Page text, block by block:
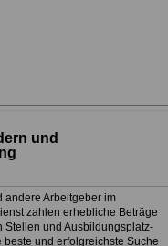
und
andere Arbeitgeber im
zahlen erhebliche Beträge
Stellen und Ausbildungsplatz-
beste und erfolgreichste Suche